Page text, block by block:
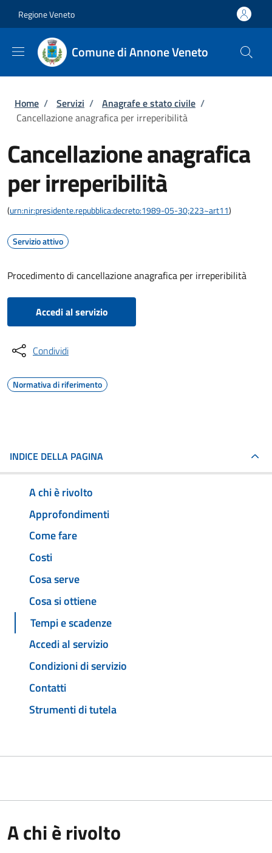
Regione Veneto
Comune di Annone Veneto
Briciole di pane
Home / Servizi / Anagrafe e stato civile /
Cancellazione anagrafica per irreperibilità
Cancellazione anagrafica
per irreperibilità
(urn:nir:presidente.repubblica:decreto:1989-05-30;223~art11)
Servizio attivo
Procedimento di cancellazione anagrafica per irreperibilità
Accedi al servizio
Condividi
Normativa di riferimento
INDICE DELLA PAGINA
A chi è rivolto
Approfondimenti
Come fare
Costi
Cosa serve
Cosa si ottiene
Tempi e scadenze
Accedi al servizio
Condizioni di servizio
Contatti
Strumenti di tutela
A chi è rivolto